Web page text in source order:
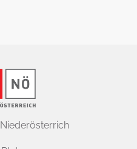
Niederösterrich